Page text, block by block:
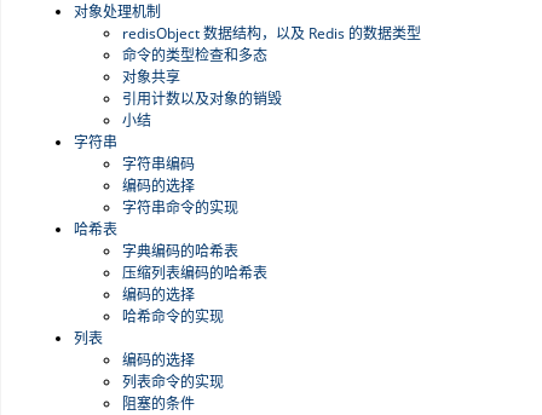
对象处理机制
redisObject 数据结构，以及 Redis 的数据类型
命令的类型检查和多态
对象共享
引用计数以及对象的销毁
小结
字符串
字符串编码
编码的选择
字符串命令的实现
哈希表
字典编码的哈希表
压缩列表编码的哈希表
编码的选择
哈希命令的实现
列表
编码的选择
列表命令的实现
阻塞的条件